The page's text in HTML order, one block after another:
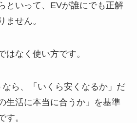
といって、EVが誰にでも正解
ません。
はなく使い方です。
ら、「いくら安くなるか」だ
生活に本当に合うか」を基準
す。